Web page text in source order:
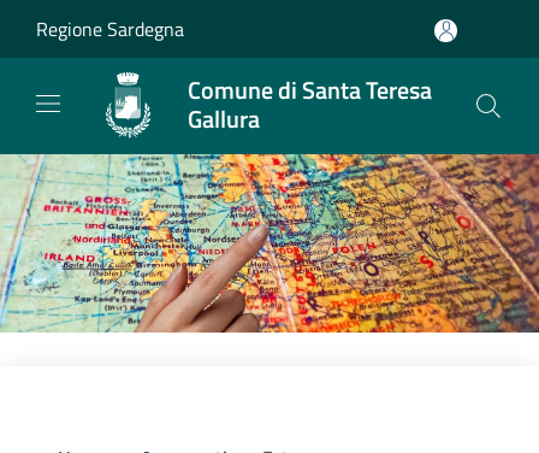
Regione Sardegna
Comune di Santa Teresa
Gallura